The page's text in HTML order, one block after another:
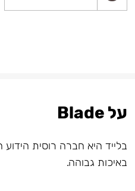
על Blade
בלייד היא חברה רוסית הידוע
באיכות גבוהה.